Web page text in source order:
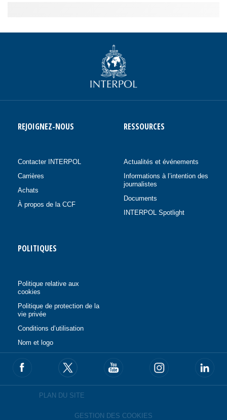
REJOIGNEZ-NOUS
Contacter INTERPOL
Carrières
Achats
À propos de la CCF
RESSOURCES
Actualités et événements
Informations à l’intention des
journalistes
Documents
INTERPOL Spotlight
POLITIQUES
Politique relative aux
cookies
Politique de protection de la
vie privée
Conditions d’utilisation
Nom et logo
PLAN DU SITE
GESTION DES COOKIES